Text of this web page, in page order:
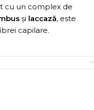
cu un complex de
și laccază, este
capilare.